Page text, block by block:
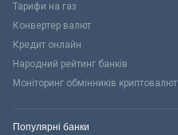
Тарифи на газ
Конвертер валют
Кредит онлайн
Народний рейтинг банків
Моніторинг обмінників криптовалют
Популярні банки